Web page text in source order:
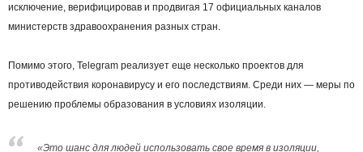
исключение, верифицировав и продвигая 17 официальных каналов
министерств здравоохранения разных стран.
Помимо этого, Telegram реализует еще несколько проектов для
противодействия коронавирусу и его последствиям. Среди них — меры по
решению проблемы образования в условиях изоляции.
«Это шанс для людей использовать свое время в изоляции,